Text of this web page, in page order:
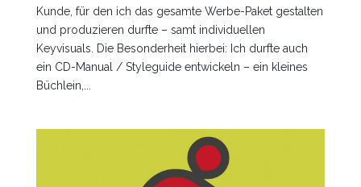
Kunde, für den ich das gesamte Werbe-Paket gestalten
und produzieren durfte – samt individuellen
Keyvisuals. Die Besonderheit hierbei: Ich durfte auch
ein CD-Manual / Styleguide entwickeln – ein kleines
Büchlein,...